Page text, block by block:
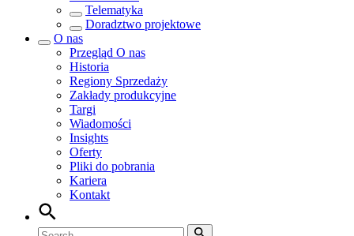
Telematyka
Doradztwo projektowe
O nas
Przegląd O nas
Historia
Regiony Sprzedaży
Zakłady produkcyjne
Targi
Wiadomości
Insights
Oferty
Pliki do pobrania
Kariera
Kontakt